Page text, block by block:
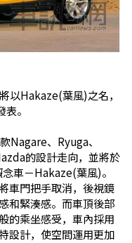
以Hakaze(葉風)之名，
。
Nagare、Ryuga、
的設計走向，並將於
車－Hakaze(葉風)。
車門把手取消，後視鏡
和緊湊感。而車頂後部
的乘坐感受，車內採用
設計，使空間運用更加